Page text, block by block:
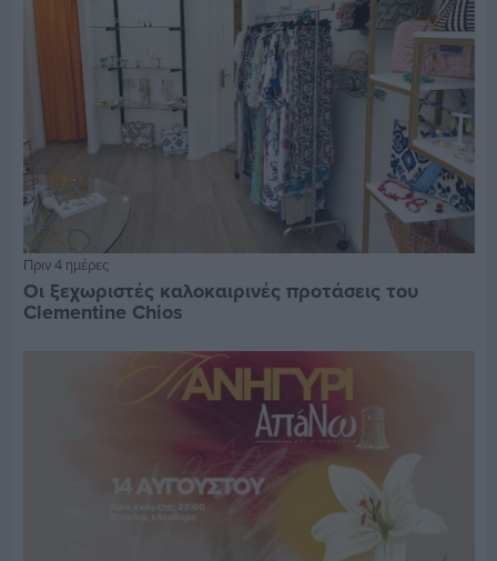
Πριν 4 ημέρες
Οι ξεχωριστές καλοκαιρινές προτάσεις του
Clementine Chios